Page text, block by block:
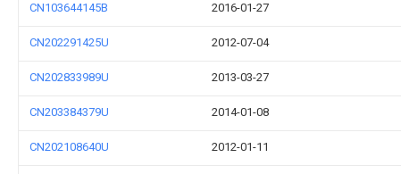
CN103644145B 2016-01-27
CN202291425U 2012-07-04
CN202833989U 2013-03-27
CN203384379U 2014-01-08
CN202108640U 2012-01-11